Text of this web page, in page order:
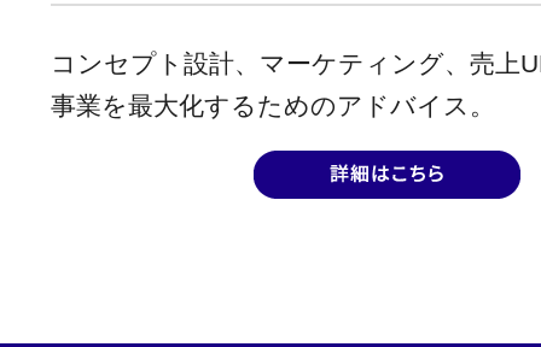
コンセプト設計、マーケティング、売上
事業を最大化するためのアドバイス。